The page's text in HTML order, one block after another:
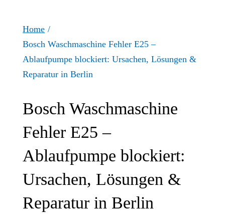
Home
Bosch Waschmaschine Fehler E25 –
Ablaufpumpe blockiert: Ursachen, Lösungen &
Reparatur in Berlin
Bosch Waschmaschine
Fehler E25 –
Ablaufpumpe blockiert:
Ursachen, Lösungen &
Reparatur in Berlin